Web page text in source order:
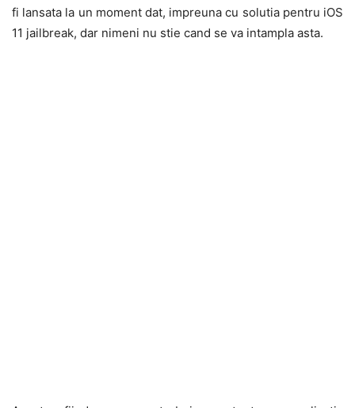
fi lansata la un moment dat, impreuna cu solutia pentru iOS
11 jailbreak, dar nimeni nu stie cand se va intampla asta.